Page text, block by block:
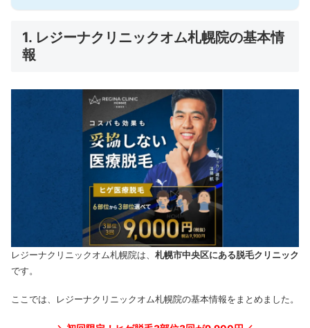
1. レジーナクリニックオム札幌院の基本情
報
レジーナクリニックオム札幌院は、 札幌市中央区にある脱毛クリニック
です。
ここでは、レジーナクリニックオム札幌院の基本情報をまとめました。